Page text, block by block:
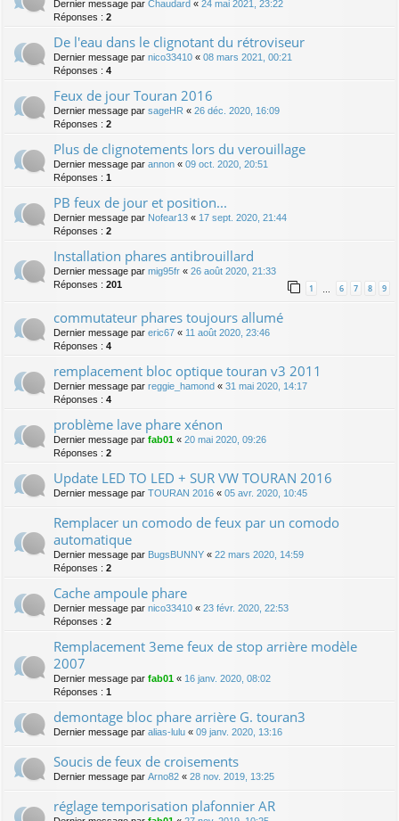
Dernier message par Chaudard « 24 mai 2021, 23:22
Réponses : 2
De l'eau dans le clignotant du rétroviseur
Dernier message par nico33410 « 08 mars 2021, 00:21
Réponses : 4
Feux de jour Touran 2016
Dernier message par sageHR « 26 déc. 2020, 16:09
Réponses : 2
Plus de clignotements lors du verouillage
Dernier message par annon « 09 oct. 2020, 20:51
Réponses : 1
PB feux de jour et position...
Dernier message par Nofear13 « 17 sept. 2020, 21:44
Réponses : 2
Installation phares antibrouillard
Dernier message par mig95fr « 26 août 2020, 21:33
Réponses : 201 1 … 6 7 8 9
commutateur phares toujours allumé
Dernier message par eric67 « 11 août 2020, 23:46
Réponses : 4
remplacement bloc optique touran v3 2011
Dernier message par reggie_hamond « 31 mai 2020, 14:17
Réponses : 4
problème lave phare xénon
Dernier message par fab01 « 20 mai 2020, 09:26
Réponses : 2
Update LED TO LED + SUR VW TOURAN 2016
Dernier message par TOURAN 2016 « 05 avr. 2020, 10:45
Remplacer un comodo de feux par un comodo
automatique
Dernier message par BugsBUNNY « 22 mars 2020, 14:59
Réponses : 2
Cache ampoule phare
Dernier message par nico33410 « 23 févr. 2020, 22:53
Réponses : 2
Remplacement 3eme feux de stop arrière modèle
2007
Dernier message par fab01 « 16 janv. 2020, 08:02
Réponses : 1
demontage bloc phare arrière G. touran3
Dernier message par alias-lulu « 09 janv. 2020, 13:16
Soucis de feux de croisements
Dernier message par Arno82 « 28 nov. 2019, 13:25
réglage temporisation plafonnier AR